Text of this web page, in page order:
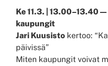
Ke 11.3. | 13.00–13.40
kaupungit
Jari Kuusisto kertoo:
päivissä”
Miten kaupungit voivat